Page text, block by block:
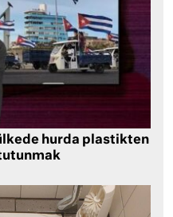
hurda plastikten